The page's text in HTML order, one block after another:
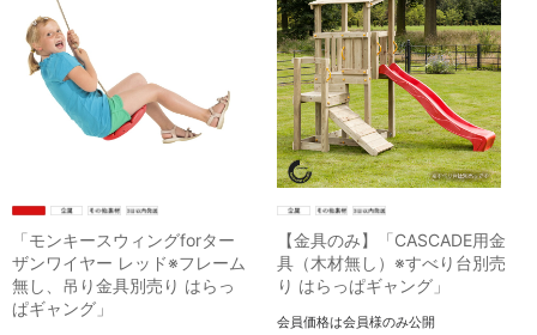
「モンキースウィングforター
ザンワイヤー レッド※フレーム
無し、吊り金具別売り はらっ
ぱギャング」
【金具のみ】「CASCADE用金
具（木材無し）※すべり台別売
り はらっぱギャング」
会員価格は会員様のみ公開